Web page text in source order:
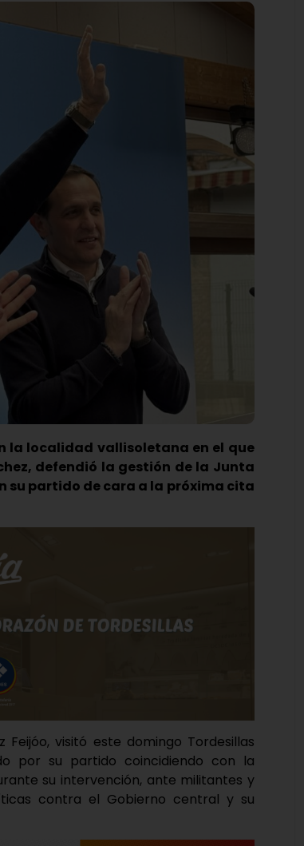
la localidad vallisoletana en el que
defendió la gestión de la Junta
su partido de cara a la próxima cita
visitó este domingo Tordesillas
por su partido coincidiendo con la
su intervención, ante militantes y
contra el Gobierno central y su